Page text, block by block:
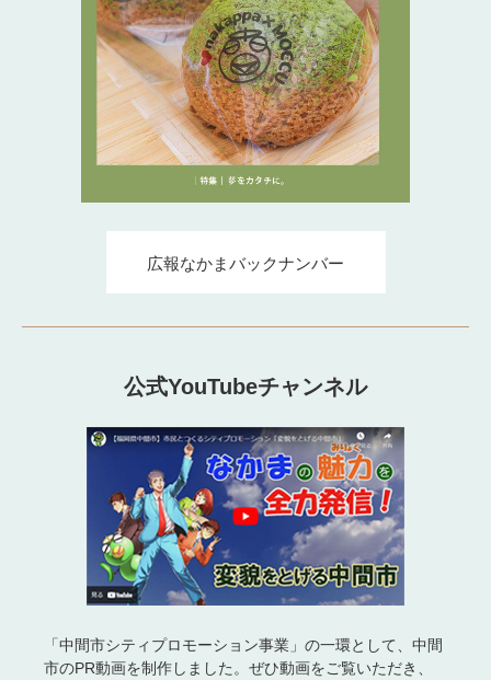
広報なかまバックナンバー
公式YouTubeチャンネル
「中間市シティプロモーション事業」の一環として、中間
市のPR動画を制作しました。ぜひ動画をご覧いただき、